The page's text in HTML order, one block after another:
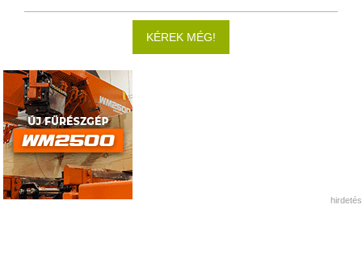
KÉREK MÉG!
hirdetés